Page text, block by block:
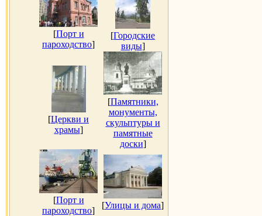
[Порт и
пароходство]
[Городские
виды]
[Церкви и
храмы]
[Памятники,
монументы,
скульптуры и
памятные
доски]
[Порт и
пароходство]
[Улицы и дома]